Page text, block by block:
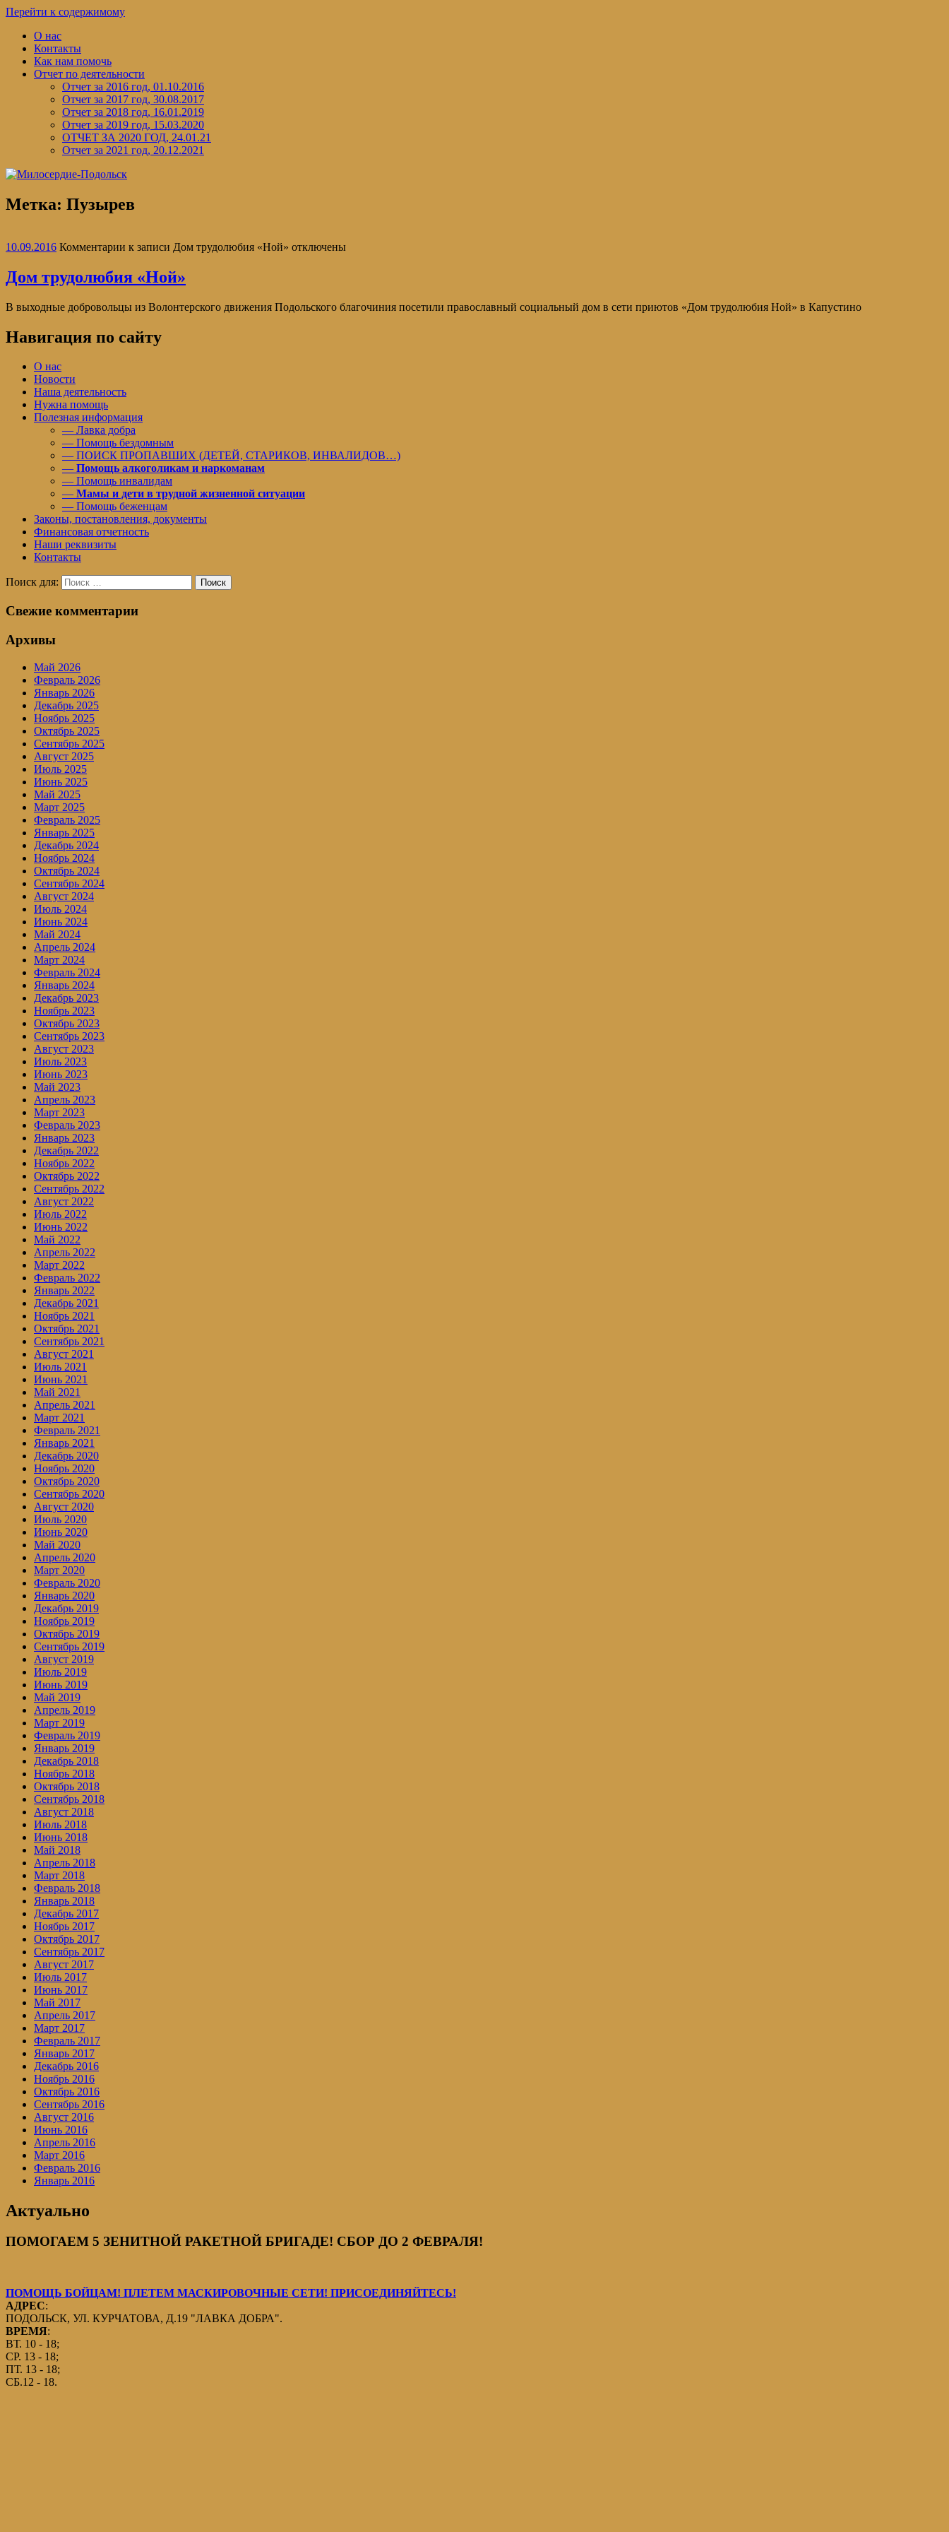
Перейти к содержимому
О нас
Контакты
Как нам помочь
Отчет по деятельности
Отчет за 2016 год, 01.10.2016
Отчет за 2017 год, 30.08.2017
Отчет за 2018 год, 16.01.2019
Отчет за 2019 год, 15.03.2020
ОТЧЕТ ЗА 2020 ГОД, 24.01.21
Отчет за 2021 год, 20.12.2021
Метка: Пузырев
10.09.2016 Комментарии к записи Дом трудолюбия «Ной» отключены
Дом трудолюбия «Ной»
В выходные добровольцы из Волонтерского движения Подольского благочиния посетили православный социальный дом в сети приютов «Дом трудолюбия Ной» в Капустино
Навигация по сайту
О нас
Новости
Наша деятельность
Нужна помощь
Полезная информация
— Лавка добра
— Помощь бездомным
— ПОИСК ПРОПАВШИХ (ДЕТЕЙ, СТАРИКОВ, ИНВАЛИДОВ…)
— Помощь алкоголикам и наркоманам
— Помощь инвалидам
— Мамы и дети в трудной жизненной ситуации
— Помощь беженцам
Законы, постановления, документы
Финансовая отчетность
Наши реквизиты
Контакты
Поиск для: Поиск
Свежие комментарии
Архивы
Май 2026
Февраль 2026
Январь 2026
Декабрь 2025
Ноябрь 2025
Октябрь 2025
Сентябрь 2025
Август 2025
Июль 2025
Июнь 2025
Май 2025
Март 2025
Февраль 2025
Январь 2025
Декабрь 2024
Ноябрь 2024
Октябрь 2024
Сентябрь 2024
Август 2024
Июль 2024
Июнь 2024
Май 2024
Апрель 2024
Март 2024
Февраль 2024
Январь 2024
Декабрь 2023
Ноябрь 2023
Октябрь 2023
Сентябрь 2023
Август 2023
Июль 2023
Июнь 2023
Май 2023
Апрель 2023
Март 2023
Февраль 2023
Январь 2023
Декабрь 2022
Ноябрь 2022
Октябрь 2022
Сентябрь 2022
Август 2022
Июль 2022
Июнь 2022
Май 2022
Апрель 2022
Март 2022
Февраль 2022
Январь 2022
Декабрь 2021
Ноябрь 2021
Октябрь 2021
Сентябрь 2021
Август 2021
Июль 2021
Июнь 2021
Май 2021
Апрель 2021
Март 2021
Февраль 2021
Январь 2021
Декабрь 2020
Ноябрь 2020
Октябрь 2020
Сентябрь 2020
Август 2020
Июль 2020
Июнь 2020
Май 2020
Апрель 2020
Март 2020
Февраль 2020
Январь 2020
Декабрь 2019
Ноябрь 2019
Октябрь 2019
Сентябрь 2019
Август 2019
Июль 2019
Июнь 2019
Май 2019
Апрель 2019
Март 2019
Февраль 2019
Январь 2019
Декабрь 2018
Ноябрь 2018
Октябрь 2018
Сентябрь 2018
Август 2018
Июль 2018
Июнь 2018
Май 2018
Апрель 2018
Март 2018
Февраль 2018
Январь 2018
Декабрь 2017
Ноябрь 2017
Октябрь 2017
Сентябрь 2017
Август 2017
Июль 2017
Июнь 2017
Май 2017
Апрель 2017
Март 2017
Февраль 2017
Январь 2017
Декабрь 2016
Ноябрь 2016
Октябрь 2016
Сентябрь 2016
Август 2016
Июнь 2016
Апрель 2016
Март 2016
Февраль 2016
Январь 2016
Актуально
ПОМОГАЕМ 5 ЗЕНИТНОЙ РАКЕТНОЙ БРИГАДЕ! СБОР ДО 2 ФЕВРАЛЯ!
ПОМОЩЬ БОЙЦАМ! ПЛЕТЕМ МАСКИРОВОЧНЫЕ СЕТИ! ПРИСОЕДИНЯЙТЕСЬ!
АДРЕС:
ПОДОЛЬСК, УЛ. КУРЧАТОВА, Д.19 "ЛАВКА ДОБРА".
ВРЕМЯ:
ВТ. 10 - 18;
СР. 13 - 18;
ПТ. 13 - 18;
СБ.12 - 18.